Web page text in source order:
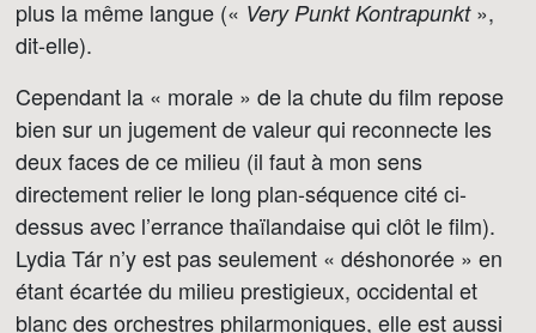
plus la même langue (« Very Punkt Kontrapunkt»,
dit-elle).
Cependant la « morale » de la chute du film repose
bien sur un jugement de valeur qui reconnecte les
deux faces de ce milieu (il faut à mon sens
directement relier le long plan-séquence cité ci-
dessus avec l’errance thaïlandaise qui clôt le film).
Lydia Tár n’y est pas seulement « déshonorée » en
étant écartée du milieu prestigieux, occidental et
blanc des orchestres philarmoniques, elle est aussi